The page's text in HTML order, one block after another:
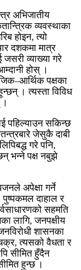
अभिजातीय
व्यवस्थाका
होइन, त्यो
दशकमा मात्र
जसरी व्याख्या गरे
होस् ।
पक्षका
। त्यस्ता विविध
पहिल्याउन सकिन्छ
जेसुकै दाबी
गरे पनि,
भन्ने पक्ष नबुझे
अपेक्षा गर्ने
पुष्पकमल दाहाल र
सहमति
लागि, जनपक्षीय
शासनका
त्यसको वैधता र
सीमित हुँदैन
हुन्छ ।